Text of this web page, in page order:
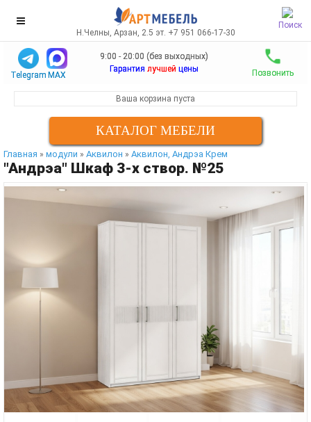
Поиск
Н.Челны, Арзан, 2.5 эт. +7 951 066-17-30
Telegram MAX
9:00 - 20:00 (без выходных)
Гарантия лучшей цены Позвонить
Ваша корзина пуста
КАТАЛОГ МЕБЕЛИ
Главная » модули » Аквилон » Аквилон, Андрэа Крем
"Андрэа" Шкаф 3-х створ. №25